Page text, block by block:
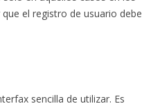
el registro de usuario debe
sencilla de utilizar. Es